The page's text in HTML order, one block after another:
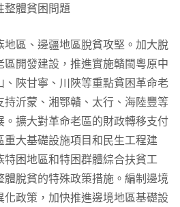
體貧困問題
區、邊疆地區脫貧攻堅。加大脫
開發建設，推進實施贛閩粵原中
陜甘寧、川陜等重點貧困革命老
沂蒙、湘鄂贛、太行、海陸豐等
擴大對革命老區的財政轉移支付
大基礎設施項目和民生工程建
特困地區和特困群體綜合扶貧工
脫貧的特殊政策措施。編制邊境
政策，加快推進邊境地區基礎設